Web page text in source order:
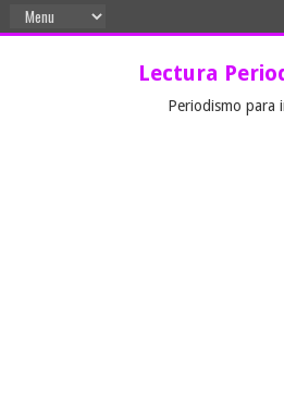
Lectura
Periodismo para